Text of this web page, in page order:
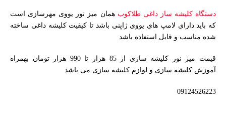
دستگاه کلیشه ساز داغی طلاکوب همان میز نور یووی مهرسازی است
که باید دارای لامپ های یووی ژاپنی باشد تا کیفیت کلیشه داغی ساخته
شده مناسب و قابل استفاده باشد
قیمت میز نور کلیشه سازی از 85 هزار تا 990 هزار تومان بهمراه
آموزش کلیشه سازی و لوازم کلیشه سازی می باشد
09124526223